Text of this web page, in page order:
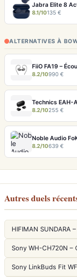
8.1/10135 €
ALTERNATIVES À
8.2/10990 €
8.2/10255 €
8.2/10639 €
Autres duels